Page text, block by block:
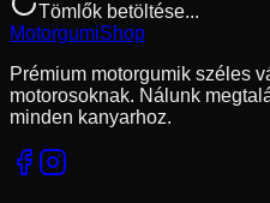
Tömlők betöltése...
MotorgumiShop
Prémium motorgumik széles
motorosoknak. Nálunk
minden kanyarhoz.